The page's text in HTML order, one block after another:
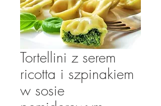
Tortellini z serem
ricotta i szpinakiem
w sosie